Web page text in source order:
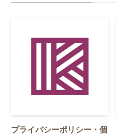
プライバシーポリシー・個